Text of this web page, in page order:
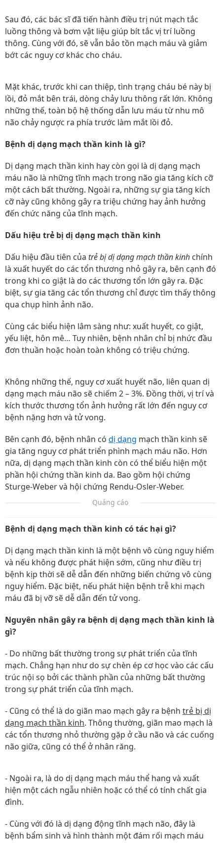
Sau đó, các bác sĩ đã tiến hành điều trị nút mạch tắc
luồng thông và bơm vật liệu giúp bít tắc vị trí luồng
thông. Cùng với đó, sẽ vẫn bảo tồn mạch máu và giảm
bớt các nguy cơ khác cho cháu.
Mặt khác, trước khi can thiệp, tình trạng cháu bé này bị
lồi, đỏ mắt bên trái, dòng chảy lưu thông rất lớn. Không
những thế, toàn bộ hệ thống dẫn lưu máu từ nhu mô
não chảy ngược ra phía trước làm mắt lồi đỏ.
Bệnh dị dạng mạch thần kinh là gì?
Dị dạng mạch thần kinh hay còn gọi là dị dạng mạch
máu não là những tĩnh mạch trong não gia tăng kích cỡ
một cách bất thường. Ngoài ra, những sự gia tăng kích
cỡ này cũng không gây ra triệu chứng hay ảnh hưởng
đến chức năng của tĩnh mạch.
Dấu hiệu trẻ bị dị dạng mạch thần kinh
Dấu hiệu đầu tiên của trẻ bị dị dạng mạch thần kinh chính
là xuất huyết do các tổn thương nhỏ gây ra, bên cạnh đó
trong khi co giật là do các thương tổn lớn gây ra. Đặc
biệt, sự gia tăng các tổn thương chỉ được tìm thấy thông
qua chụp hình ảnh não.
Cùng các biểu hiện lâm sàng như: xuất huyết, co giật,
yếu liệt, hôn mê… Tuy nhiên, bệnh nhân chỉ bị nhức đầu
đơn thuần hoặc hoàn toàn không có triệu chứng.
Không những thế, nguy cơ xuất huyết não, liên quan dị
dạng mạch máu não sẽ chiếm 2 – 3%. Đồng thời, vị trí và
kích thước thương tổn ảnh hưởng rất lớn đến nguy cơ
bệnh nặng hơn và tử vong.
Bên cạnh đó, bệnh nhân có dị dạng mạch thần kinh sẽ
gia tăng nguy cơ phát triển phình mạch máu não. Hơn
nữa, dị dạng mạch thần kinh còn có thể biểu hiện một
phần hội chứng thần kinh da. Bao gồm hội chứng
Sturge-Weber và hội chứng Rendu-Osler-Weber.
Quảng cáo
Bệnh dị dạng mạch thần kinh có tác hại gì?
Dị dạng mạch thần kinh là một bệnh vô cùng nguy hiểm
và nếu không được phát hiện sớm, cũng như điều trị
bệnh kịp thời sẽ dễ dẫn đến những biến chứng vô cùng
nguy hiểm. Đặc biệt, nếu phát hiện bệnh trễ khi mạch
máu đã bị vỡ sẽ dễ dẫn đến tử vong.
Nguyên nhân gây ra bệnh dị dạng mạch thần kinh là
gì?
- Do những bất thường trong sự phát triển của tĩnh
mạch. Chẳng hạn như do sự chèn ép cơ học vào các cấu
trúc nội sọ bởi các thành phần của những bất thường
trong sự phát triển của tĩnh mạch.
- Cũng có thể là do giãn mao mạch gây ra bệnh trẻ bị dị
dạng mạch thần kinh. Thông thường, giãn mao mạch là
các tổn thương nhỏ thường gặp ở cầu não và các cuống
não giữa, cũng có thể ở nhân răng.
- Ngoài ra, là do dị dạng mạch máu thể hang và xuất
hiện một cách ngẫu nhiên hoặc có thể có tính chất gia
đình.
- Cùng với đó là dị dạng động tĩnh mạch não, đây là
bệnh bẩm sinh và hình thành một đám rối mạch máu